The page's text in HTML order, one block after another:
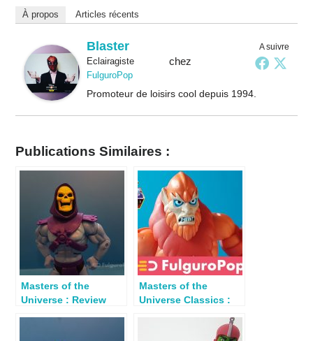
À propos Articles récents
A suivre
Blaster
Eclairagistechez
FulguroPop
Promoteur de loisirs cool depuis 1994.
Publications Similaires :
Masters of the
Universe : Review
Masters of the
Universe Classics :